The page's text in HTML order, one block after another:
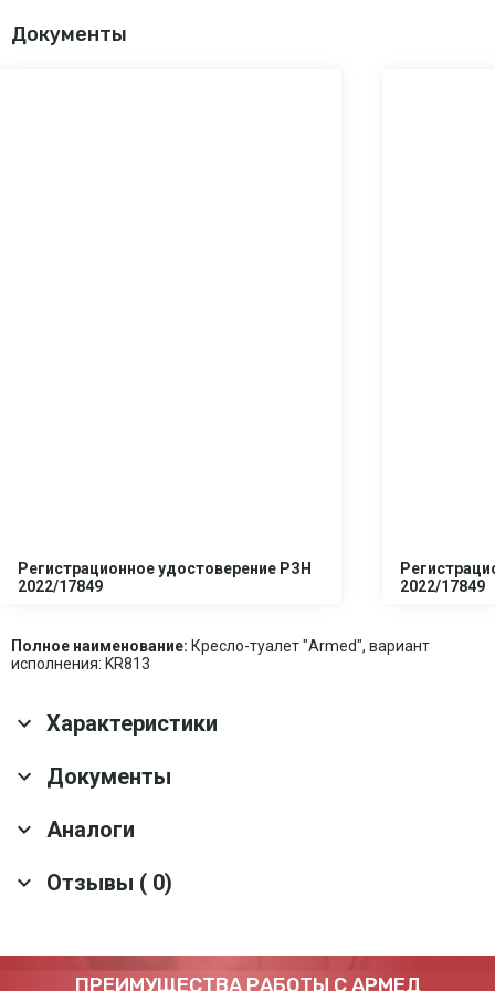
Документы
Регистрационное удостоверение РЗН
2022/17849
2022/17849
Полное наименование: Кресло-туалет "Armed", вариант
исполнения: KR813
Характеристики
Основные характеристики
ёмкости
Срок службы
Документы
Скачать все документы
Аналоги
Кресло-туалет для инвалидов Армед ФС810
Артикул: 10142
3 190 ₽
Отзывы ( 0)
Оставить отзыв
ПРЕИМУЩЕСТВА РАБОТЫ С АРМЕД